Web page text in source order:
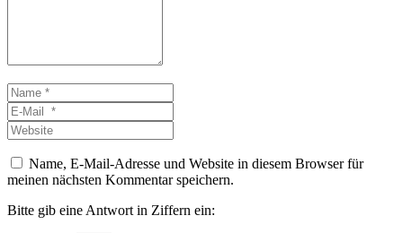
Name
*E-
Mail
*
Website
Name, E-Mail-Adresse und Website in diesem Browser für
meinen nächsten Kommentar speichern.
Bitte gib eine Antwort in Ziffern ein: